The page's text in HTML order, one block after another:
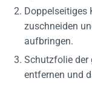
Doppelseitiges
zuschneiden
aufbringen.
Schutzfolie der
entfernen und